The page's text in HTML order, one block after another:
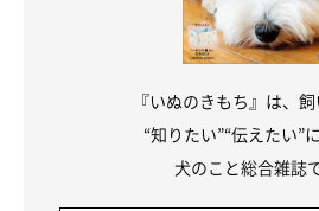
『いぬのきもち』は、
“知りたい”“伝えたい”
犬のこと総合雑誌